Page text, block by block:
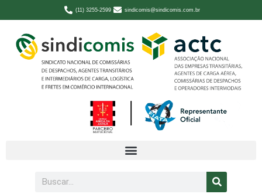
(11) 3255-2599 sindicomis@sindicomis.com.br